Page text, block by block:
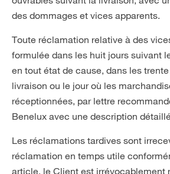
des dommages et vices apparents.
Toute réclamation relative à des
formulée dans les huit jours suivant
en tout état de cause, dans les
livraison ou le jour où les
réceptionnées, par lettre
Benelux avec une description
Les réclamations tardives sont
réclamation en temps utile
article, le Client est irrévocablement